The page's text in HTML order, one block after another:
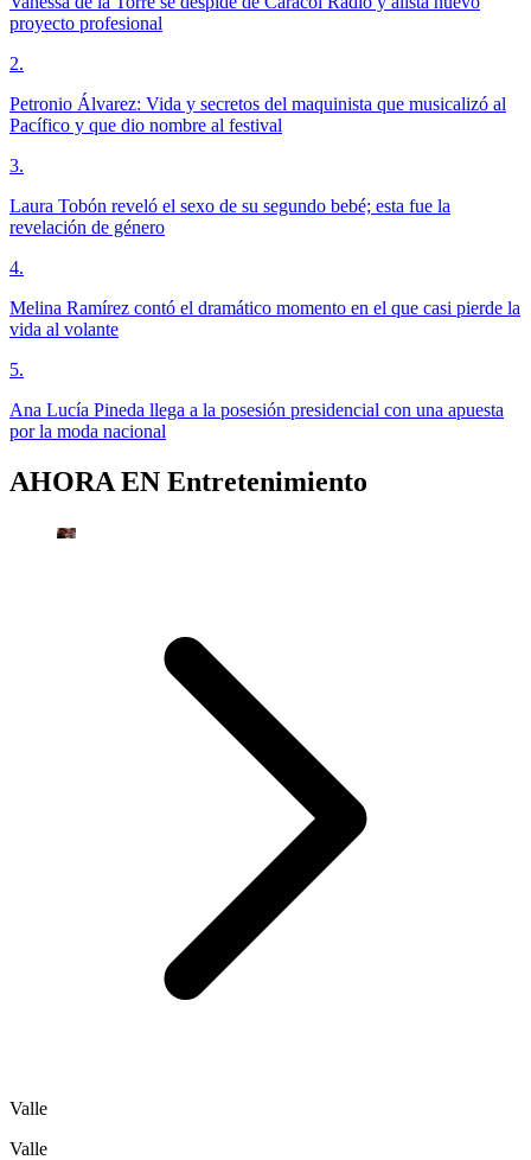
proyecto profesional
2.
Petronio Álvarez: Vida y secretos del maquinista que musicalizó al
Pacífico y que dio nombre al festival
3.
Laura Tobón reveló el sexo de su segundo bebé; esta fue la
revelación de género
4.
Melina Ramírez contó el dramático momento en el que casi pierde la
vida al volante
5.
Ana Lucía Pineda llega a la posesión presidencial con una apuesta
por la moda nacional
AHORA EN Entretenimiento
Valle
Valle